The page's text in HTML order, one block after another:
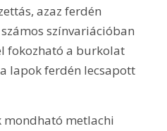
azaz ferdén
színvariációban
fokozható a burkolat
lapok ferdén lecsapott
mondható metlachi